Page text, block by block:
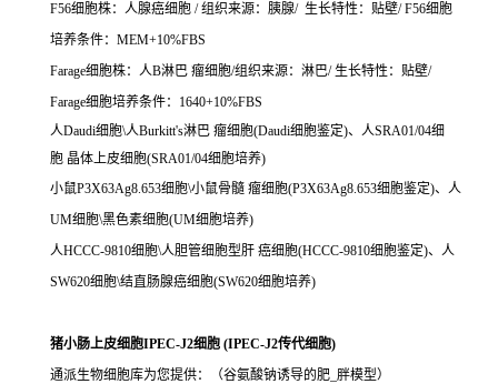
F56细胞株：人腺癌细胞 / 组织来源：胰腺/ 生长特性：贴壁/ F56细胞
培养条件：MEM+10%FBS
Farage细胞株：人B淋巴 瘤细胞/组织来源：淋巴/ 生长特性：贴壁/
Farage细胞培养条件：1640+10%FBS
人Daudi细胞\人Burkitt's淋巴 瘤细胞(Daudi细胞鉴定)、人SRA01/04细
胞 晶体上皮细胞(SRA01/04细胞培养)
小鼠P3X63Ag8.653细胞\小鼠骨髓 瘤细胞(P3X63Ag8.653细胞鉴定)、人
UM细胞\黑色素细胞(UM细胞培养)
人HCCC-9810细胞\人胆管细胞型肝 癌细胞(HCCC-9810细胞鉴定)、人
SW620细胞\结直肠腺癌细胞(SW620细胞培养)
猪小肠上皮细胞IPEC-J2细胞 (IPEC-J2传代细胞)
通派生物细胞库为您提供：（谷氨酸钠诱导的肥_胖模型）